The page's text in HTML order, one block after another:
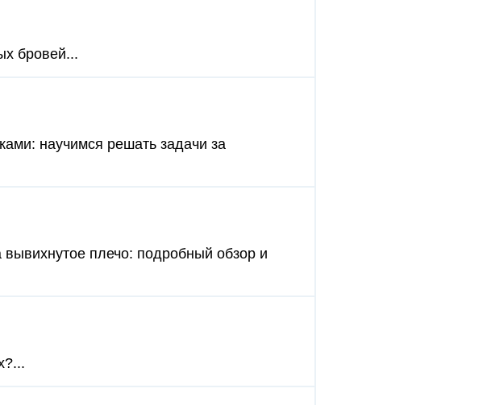
бровей...
научимся решать задачи за
плечо: подробный обзор и